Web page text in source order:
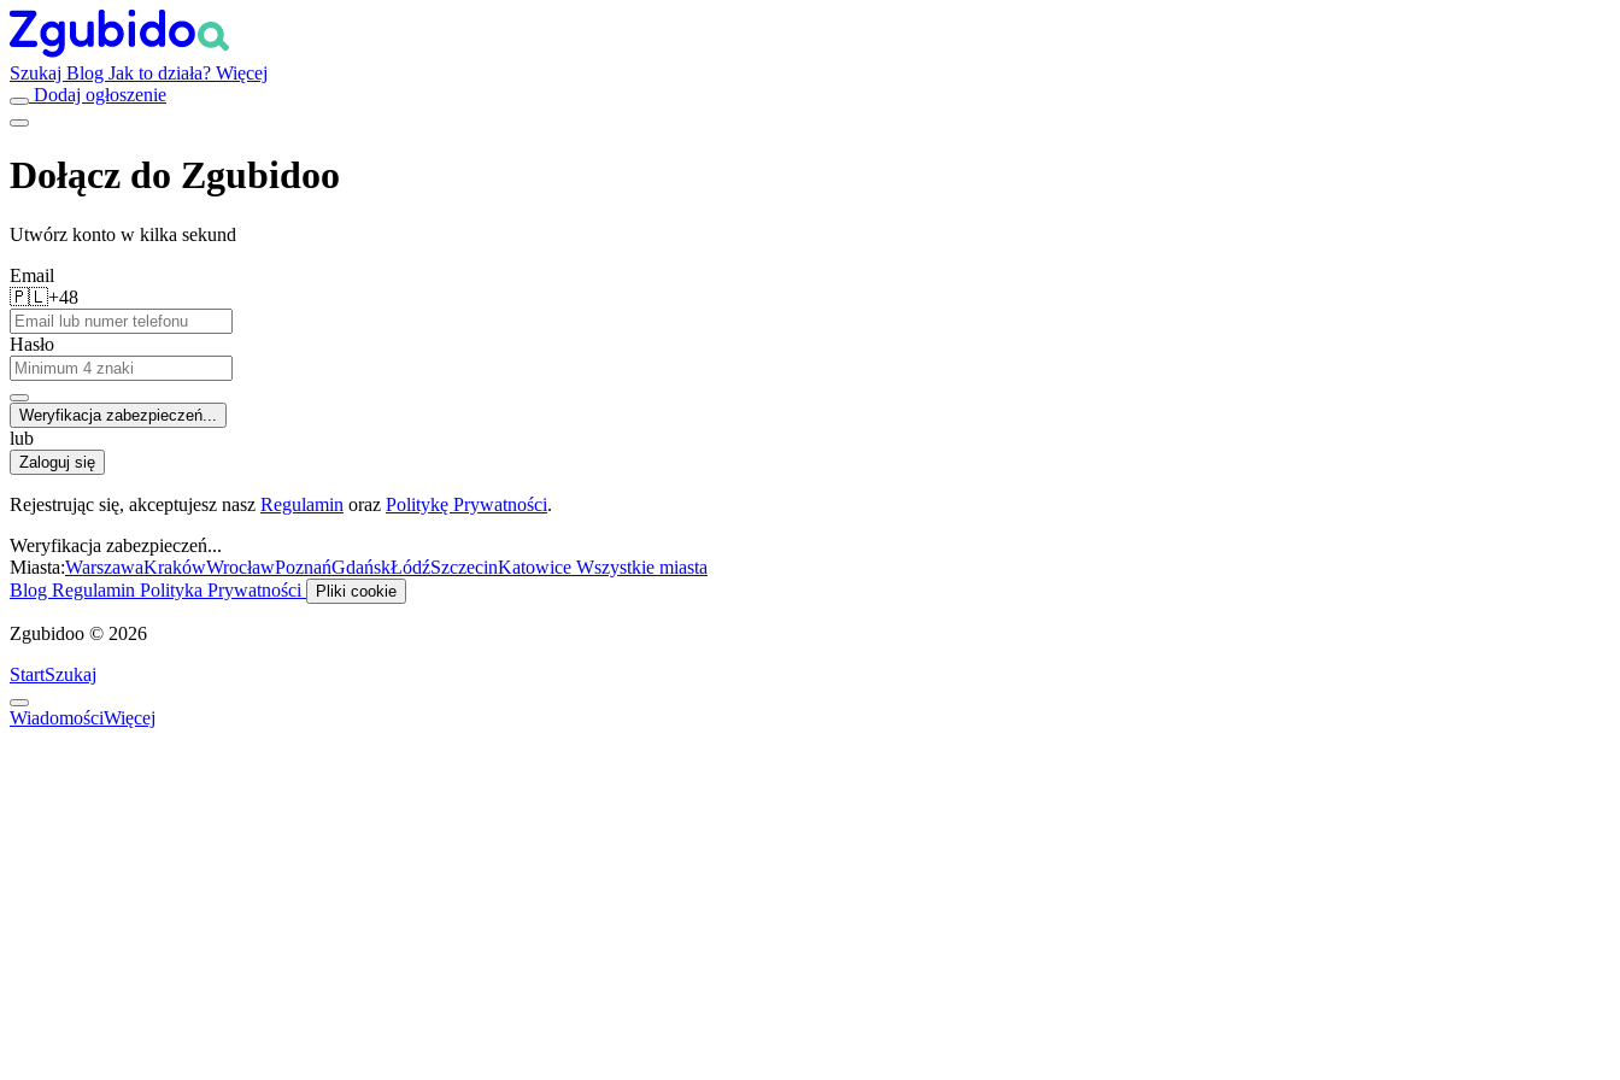
Szukaj Blog Jak to działa? Więcej
Dodaj ogłoszenie
Dołącz do Zgubidoo
Utwórz konto w kilka sekund
Email
🇵🇱+48
Hasło
Weryfikacja zabezpieczeń...
lub
Zaloguj się
Rejestrując się, akceptujesz nasz Regulamin oraz Politykę Prywatności.
Weryfikacja zabezpieczeń...
Miasta:WarszawaKrakówWrocławPoznańGdańskŁódźSzczecinKatowice Wszystkie miasta
Blog Regulamin Polityka Prywatności Pliki cookie
Zgubidoo © 2026
StartSzukaj
WiadomościWięcej